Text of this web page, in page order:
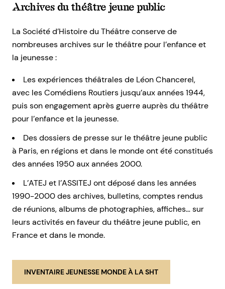
Archives du théâtre jeune public
La Société d’Histoire du Théâtre conserve de
nombreuses archives sur le théâtre pour l’enfance et
la jeunesse :
Les expériences théâtrales de Léon Chancerel,
avec les Comédiens Routiers jusqu’aux années 1944,
puis son engagement après guerre auprès du théâtre
pour l’enfance et la jeunesse.
Des dossiers de presse sur le théâtre jeune public
à Paris, en régions et dans le monde ont été constitués
des années 1950 aux années 2000.
L’ATEJ et l’ASSITEJ ont déposé dans les années
1990-2000 des archives, bulletins, comptes rendus
de réunions, albums de photographies, affiches… sur
leurs activités en faveur du théâtre jeune public, en
France et dans le monde.
INVENTAIRE JEUNESSE MONDE À LA SHT